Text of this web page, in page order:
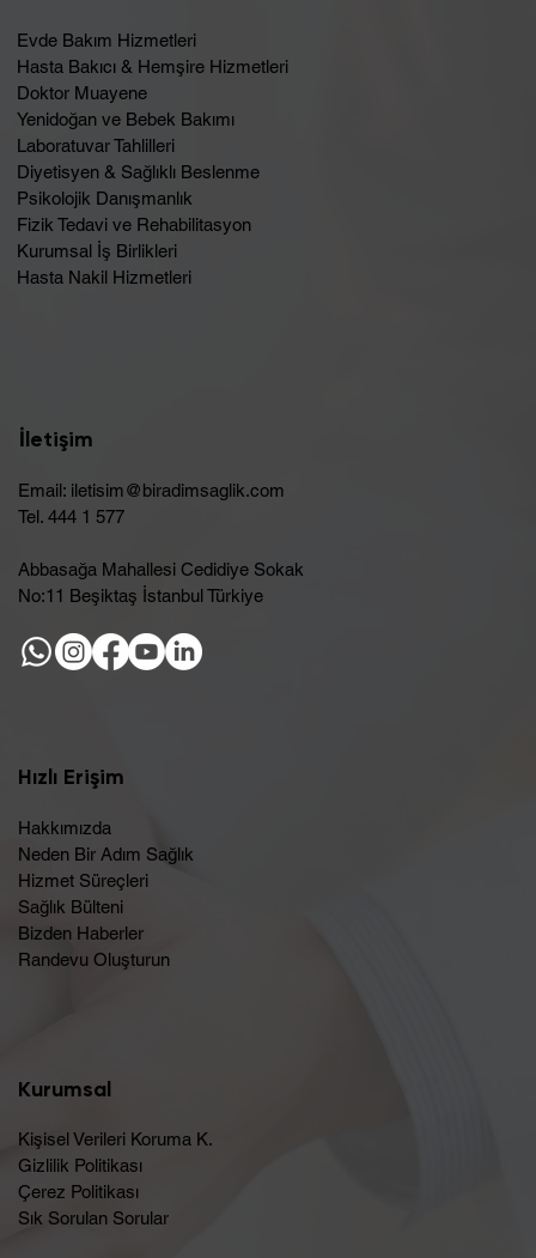
Evde Bakım Hizmetleri
Hasta Bakıcı & Hemşire Hizmetleri
Doktor Muayene
Yenidoğan ve Bebek Bakımı
Laboratuvar Tahlilleri
Diyetisyen & Sağlıklı Beslenme
Psikolojik Danışmanlık
Fizik Tedavi ve Rehabilitasyon
Kurumsal İş Birlikleri
Hasta Nakil Hizmetleri
İletişim
Email: iletisim@biradimsaglik.com
Tel. 444 1 577
Abbasağa Mahallesi Cedidiye Sokak
No:11 Beşiktaş İstanbul Türkiye
Hızlı Erişim
Hakkımızda
Neden Bir Adım Sağlık
Hizmet Süreçleri
Sağlık Bülteni
Bizden Haberler
Randevu Oluşturun​
Kurumsal
Kişisel Verileri Koruma K.
Gizlilik Politikası
Çerez Politikası
Sık Sorulan Sorular